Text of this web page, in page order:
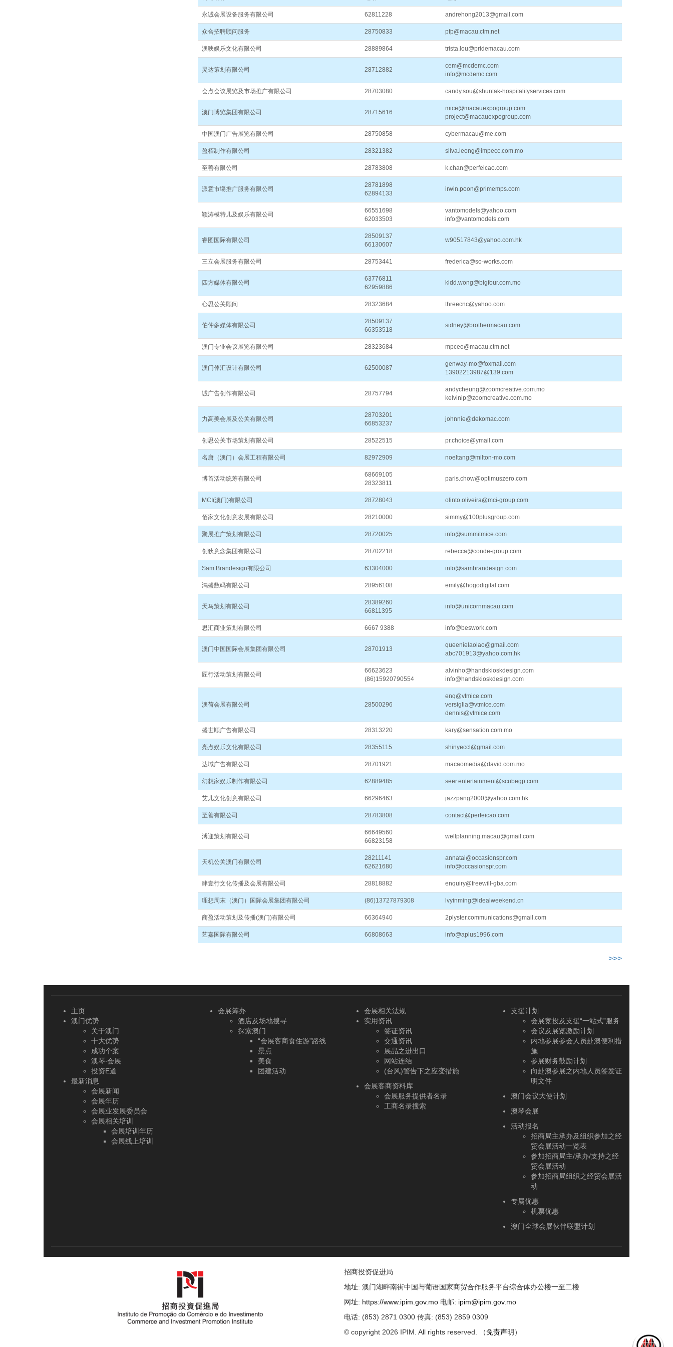
永诚会展设备服务有限公司 62811228 andrehong2013@gmail.com
众合招聘顾问服务 28750833 pfp@macau.ctm.net
澳映娱乐文化有限公司 28889864 trista.lou@pridemacau.com
灵达策划有限公司 28712882
cem@mcdemc.com
info@mcdemc.com
会点会议展览及市场推广有限公司 28703080 candy.sou@shuntak-hospitalityservices.com
澳门博览集团有限公司 28715616
mice@macauexpogroup.com
project@macauexpogroup.com
中国澳门广告展览有限公司 28750858 cybermacau@me.com
盈栢制作有限公司 28321382 silva.leong@impecc.com.mo
至善有限公司 28783808 k.chan@perfeicao.com
派意市塲推广服务有限公司
28781898
62894133
irwin.poon@primemps.com
颖涛模特儿及娱乐有限公司
66551698
62033503
vantomodels@yahoo.com
info@vantomodels.com
睿图国际有限公司
28509137
66130607
w90517843@yahoo.com.hk
三立会展服务有限公司 28753441 frederica@so-works.com
四方媒体有限公司
63776811
62959886
kidd.wong@bigfour.com.mo
心思公关顾问 28323684 threecnc@yahoo.com
伯仲多媒体有限公司
28509137
66353518
sidney@brothermacau.com
澳门专业会议展览有限公司 28323684 mpceo@macau.ctm.net
澳门倬汇设计有限公司 62500087
genway-mo@foxmail.com
13902213987@139.com
诚广告创作有限公司 28757794
andycheung@zoomcreative.com.mo
kelvinip@zoomcreative.com.mo
力高美会展及公关有限公司
28703201
66853237
johnnie@dekomac.com
创思公关市场策划有限公司 28522515 pr.choice@ymail.com
名唐（澳门）会展工程有限公司 82972909 noeltang@milton-mo.com
博首活动统筹有限公司
68669105
28323811
paris.chow@optimuszero.com
MCI(澳门)有限公司 28728043 olinto.oliveira@mci-group.com
佰家文化创意发展有限公司 28210000 simmy@100plusgroup.com
聚展推广策划有限公司 28720025 info@summitmice.com
创狄意念集团有限公司 28702218 rebecca@conde-group.com
Sam Brandesign有限公司 63304000 info@sambrandesign.com
鸿盛数码有限公司 28956108 emily@hogodigital.com
天马策划有限公司
28389260
66811395
info@unicornmacau.com
思汇商业策划有限公司 6667 9388 info@beswork.com
澳门中国国际会展集团有限公司 28701913
queenielaolao@gmail.com
abc701913@yahoo.com.hk
匠行活动策划有限公司
66623623
(86)15920790554
alvinho@handskioskdesign.com
info@handskioskdesign.com
澳荷会展有限公司 28500296
enq@vtmice.com
versiglia@vtmice.com
dennis@vtmice.com
盛世顺广告有限公司 28313220 kary@sensation.com.mo
亮点娱乐文化有限公司 28355115 shinyeccl@gmail.com
达域广告有限公司 28701921 macaomedia@david.com.mo
幻想家娱乐制作有限公司 62889485 seer.entertainment@scubegp.com
艾儿文化创意有限公司 66296463 jazzpang2000@yahoo.com.hk
至善有限公司 28783808 contact@perfeicao.com
溥迎策划有限公司
66649560
66823158
wellplanning.macau@gmail.com
天机公关澳门有限公司
28211141
62621680
annatai@occasionspr.com
info@occasionspr.com
肆壹行文化传播及会展有限公司 28818882 enquiry@freewill-gba.com
理想周末（澳门）国际会展集团有限公司 (86)13727879308 lvyinming@idealweekend.cn
商盈活动策划及传播(澳门)有限公司 66364940 2plyster.communications@gmail.com
艺嘉国际有限公司 66808663 info@aplus1996.com
>>>
主页
澳门优势
关于澳门
十大优势
成功个案
澳琴‧会展
投资E道
最新消息
会展新闻
会展年历
会展业发展委员会
会展相关培训
会展培训年历
会展线上培训
会展筹办
酒店及场地搜寻
探索澳门
“会展客商食住游”路线
景点
美食
团建活动
会展相关法规
实用资讯
签证资讯
交通资讯
展品之进出口
网站连结
(台风)警告下之应变措施
会展客商资料库
会展服务提供者名录
工商名录搜索
支援计划
会展竞投及支援“一站式”服务
会议及展览激励计划
内地参展参会人员赴澳便利措
施
参展财务鼓励计划
向赴澳参展之内地人员签发证
明文件
澳门会议大使计划
澳琴会展
活动报名
招商局主承办及组织参加之经
贸会展活动一览表
参加招商局主/承办/支持之经
贸会展活动
参加招商局组织之经贸会展活
动
专属优惠
机票优惠
澳门全球会展伙伴联盟计划
招商投资促进局
地址: 澳门湖畔南街中国与葡语国家商贸合作服务平台综合体办公楼一至二楼
网址: https://www.ipim.gov.mo 电邮: ipim@ipim.gov.mo
电话: (853) 2871 0300 传真: (853) 2859 0309
© copyright 2026 IPIM. All rights reserved. （免责声明 ）